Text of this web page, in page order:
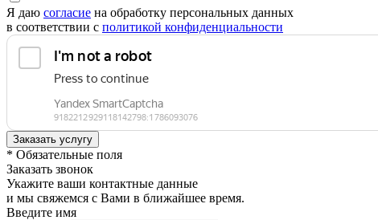
Я даю согласие на обработку персональных данных
в соответствии с политикой конфиденциальности
* Обязательные поля
Заказать звонок
Укажите ваши контактные данные
и мы свяжемся с Вами в ближайшее время.
Введите имя